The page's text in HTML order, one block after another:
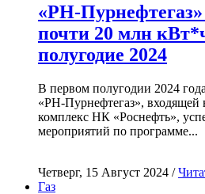
«РН-
почти 20 млн
полугодие 2024
В первом полугодии 2024
«РН-Пурнефтегаз»,
комплекс НК «Роснефть»,
мероприятий по программе...
Четверг, 15 Август 2024 /
Газ